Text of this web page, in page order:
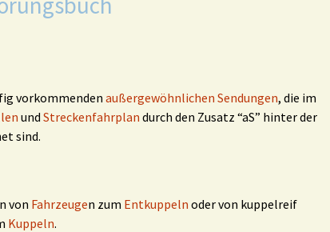
vorkommenden außergewöhnlichen Sendungen, die im
und Streckenfahrplan durch den Zusatz “aS” hinter der
sind.
von Fahrzeugen zum Entkuppeln oder von kuppelreif
Kuppeln.